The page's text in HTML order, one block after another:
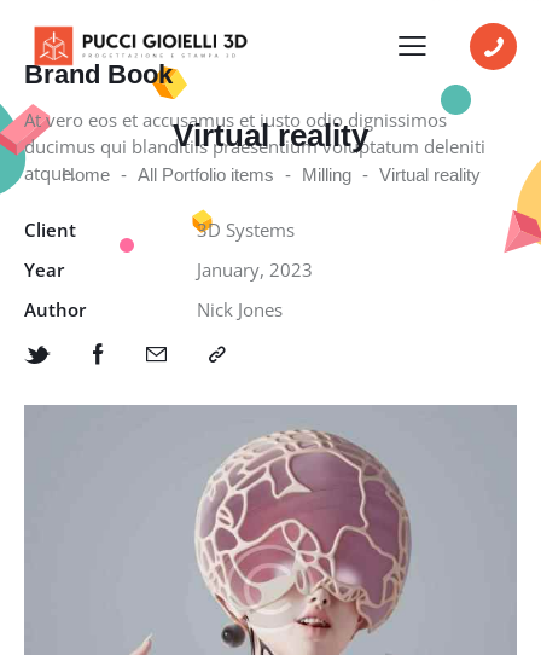
Virtual reality
Home All Portfolio items Milling Virtual reality
Brand Book
At vero eos et accusamus et iusto odio dignissimos
ducimus qui blanditiis praesentium voluptatum deleniti
atque.
Client
3D Systems
Year
January, 2023
Author
Nick Jones